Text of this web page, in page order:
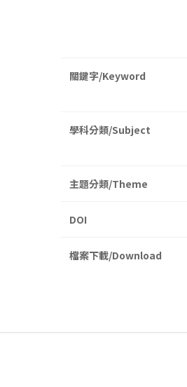
關鍵字/Keyword
學科分類/Subject
主題分類/Theme
DOI
檔案下載/Download